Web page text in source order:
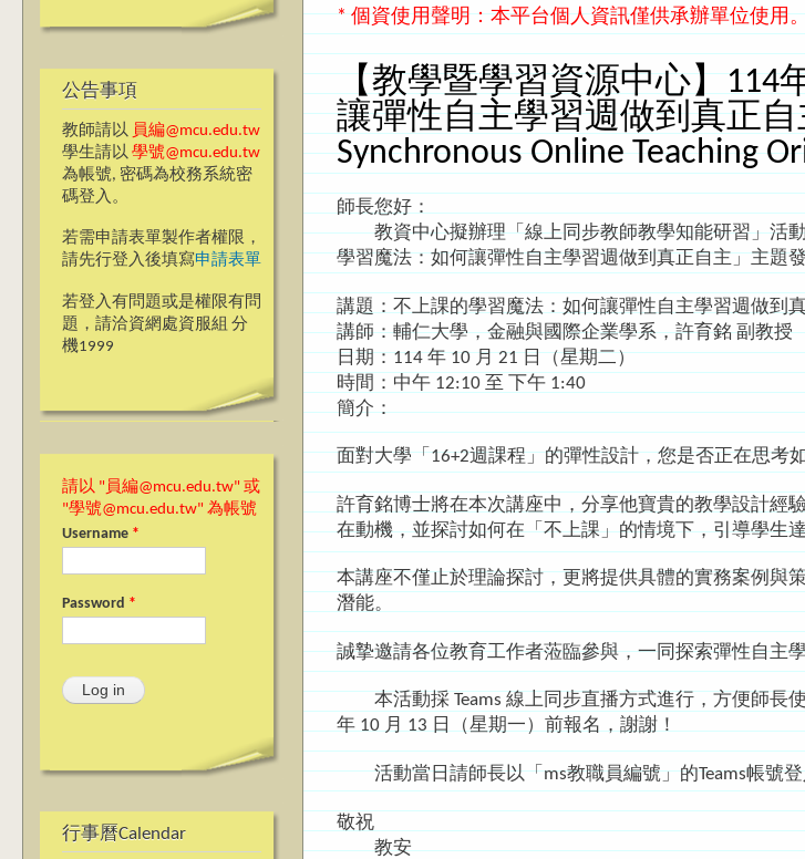
公告事項
教師請以 員編@mcu.edu.tw
學生請以 學號@mcu.edu.tw
為帳號, 密碼為校務系統密
碼登入。
若需申請表單製作者權限，
請先行登入後填寫申請表單
若登入有問題或是權限有問
題，請洽資網處資服組 分
機1999
請以 "員編@mcu.edu.tw" 或
"學號@mcu.edu.tw" 為帳號
Username *
Password *
行事曆Calendar
You are here
* 個資使用聲明：本平台個人資訊僅供承辦單位使用
【教學暨學習資源中心】114
讓彈性自主學習週做到真正
Synchronous Online Teaching
師長您好：
教資中心擬辦理「線上同步教師教學知能研習」活動
學習魔法：如何讓彈性自主學習週做到真正自主」主題
講題：不上課的學習魔法：如何讓彈性自主學習週做到
講師：輔仁大學，金融與國際企業學系，許育銘 副教授
日期：114 年 10 月 21 日（星期二）
時間：中午 12:10 至 下午 1:40
簡介：
面對大學「16+2週課程」的彈性設計，您是否正在思
許育銘博士將在本次講座中，分享他寶貴的教學設計經
在動機，並探討如何在「不上課」的情境下，引導學生
本講座不僅止於理論探討，更將提供具體的實務案例與
潛能。
誠摯邀請各位教育工作者蒞臨參與，一同探索彈性自主
本活動採 Teams 線上同步直播方式進行，方便師長
年 10 月 13 日（星期一）前報名，謝謝！
活動當日請師長以「ms教職員編號」的Teams帳號登
敬祝
教安